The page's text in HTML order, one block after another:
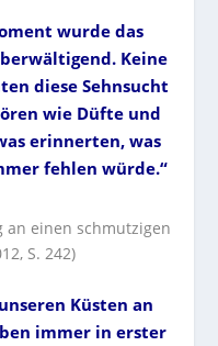
wurde das
Keine
diese Sehnsucht
wie Düfte und
erinnerten, was
fehlen würde.“
an einen schmutzigen
S. 242)
Küsten an
immer in erster